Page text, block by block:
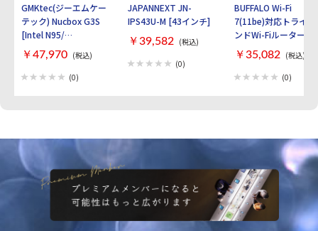
態（キズの程度、OSバージョン等）があ
りますが、状態の確認のお問い合わせはお
断りさせて頂いております。 ・こちらの商
品につきましてはご購入後お客様ご都合に
よりますご返品は一切お受けできませんの
で、ご購入の際には必ずご希望の商品かど
うかの確認をお願い致します。 ・併売品に
GMKtec(ジーエムケー
テック) Nucbox G3S
[Intel N95/
RAM:16GB/
SSD:512GB/ Windows
11 Pro]
￥47,970 (税込)
(0)
JAPANNEXT JN-
IPS43U-M [43インチ]
￥39,582 (税込)
(0)
BUFFALO Wi-Fi
7(11be)対応トライバ
ンドWi-Fiルーター
AirStation
WXR9300BE6P [ブラ
ック]
￥35,082 (税込)
(0)